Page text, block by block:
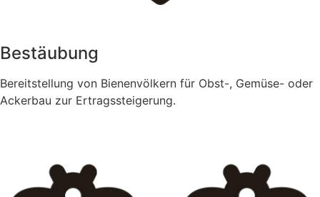
Bestäubung
Bereitstellung von Bienenvölkern für Obst-, Gemüse- oder
Ackerbau zur Ertragssteigerung.